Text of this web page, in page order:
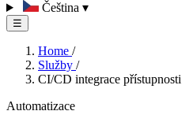
Čeština ▾
☰
Home /
Služby /
CI/CD integrace přístupnosti
Automatizace